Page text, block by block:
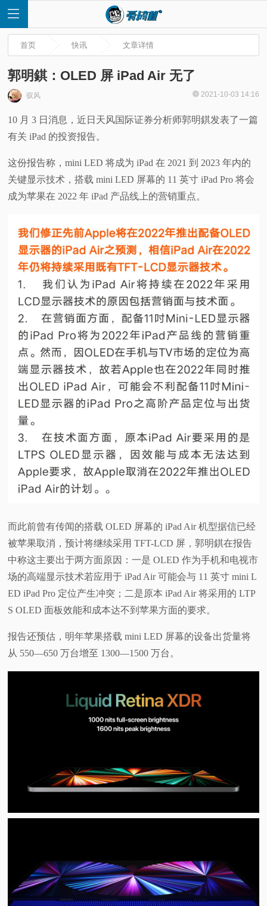
页
快
讯
首页 快讯 文章详情
郭明錤：OLED 屏 iPad Air 无了
驭风 2021-10-03 14:16
10 月 3 日消息，近日天风国际证券分析师郭明錤发表了一篇
有关 iPad 的投资报告。
这份报告称，mini LED 将成为 iPad 在 2021 到 2023 年内的
关键显示技术，搭载 mini LED 屏幕的 11 英寸 iPad Pro 将会
成为苹果在 2022 年 iPad 产品线上的营销重点。
而此前曾有传闻的搭载 OLED 屏幕的 iPad Air 机型据信已经
被苹果取消，预计将继续采用 TFT-LCD 屏，郭明錤在报告
中称这主要出于两方面原因：一是 OLED 作为手机和电视市
场的高端显示技术若应用于 iPad Air 可能会与 11 英寸 mini L
ED iPad Pro 定位产生冲突；二是原本 iPad Air 将采用的 LTP
S OLED 面板效能和成本达不到苹果方面的要求。
报告还预估，明年苹果搭载 mini LED 屏幕的设备出货量将
从 550—650 万台增至 1300—1500 万台。